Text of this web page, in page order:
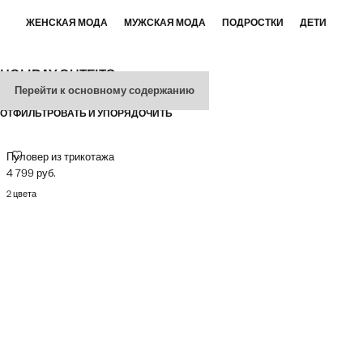
Перейти к основному содержанию
ЖЕНСКАЯ МОДА МУЖСКАЯ МОДА ПОДРОСТКИ ДЕТИ
HOLIDAY OUTFITS
ОТФИЛЬТРОВАТЬ И УПОРЯДОЧИТЬ
Пуловер из трикотажа
ПУЛОВЕР ИЗ ТРИКОТАЖА
Текущая цена [4 799 руб. ]
4 799 руб.
2 цвета